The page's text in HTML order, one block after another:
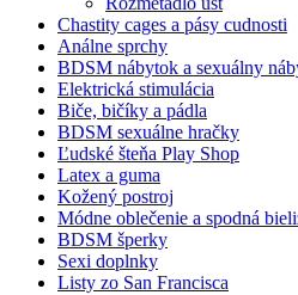
Chastity cages a pásy cudnosti
Análne sprchy
BDSM nábytok a sexuálny
Elektrická stimulácia
Biče, bičíky a pádla
BDSM sexuálne hračky
Ľudské šteňa Play Shop
Latex a guma
Kožený postroj
Módne oblečenie a spodná
BDSM šperky
Sexi doplnky
Listy zo San Francisca